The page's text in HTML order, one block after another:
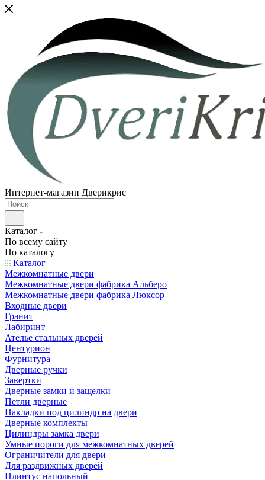
Интернет-магазин Дверикрис
Каталог
По всему сайту
По каталогу
Каталог
Межкомнатные двери
Межкомнатные двери фабрика Альберо
Межкомнатные двери фабрика Люксор
Входные двери
Гранит
Лабиринт
Ателье стальных дверей
Центурион
Фурнитура
Дверные ручки
Завертки
Дверные замки и защелки
Петли дверные
Накладки под цилиндр на двери
Дверные комплекты
Цилиндры замка двери
Умные пороги для межкомнатных дверей
Ограничители для двери
Для раздвижных дверей
Плинтус напольный